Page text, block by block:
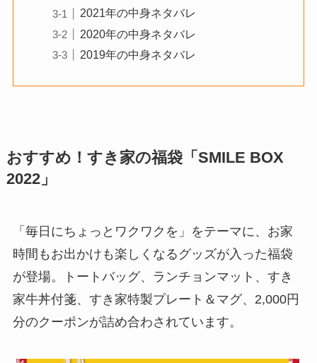
2021年の中身ネタバレ
2020年の中身ネタバレ
2019年の中身ネタバレ
おすすめ！すき家の福袋「SMILE BOX
2022」
「毎日にちょっとワクワクを」をテーマに、お家
時間もお出かけも楽しくなるグッズが入った福袋
が登場。トートバッグ、ランチョンマット、すき
家牛丼付箋、すき家特製プレート＆マグ、2,000円
分のクーポンが詰め合わされています。